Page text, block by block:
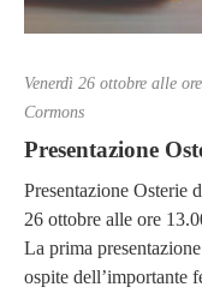
Venerdì 26 ottobre alle
Cormons
Presentazione
Presentazione Osterie
26 ottobre alle ore
La prima
ospite dell’importante